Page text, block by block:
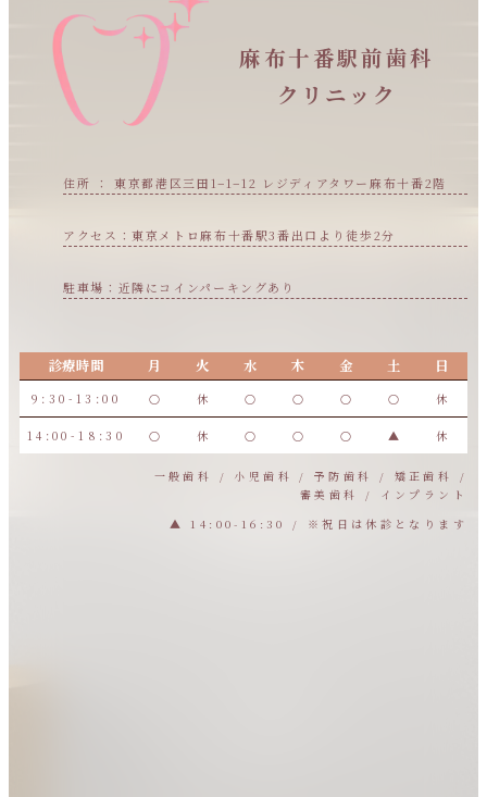
麻布十番駅前歯科
クリニック
住所 ： 東京都港区三田1−1−12 レジディアタワー麻布十番2階
アクセス：東京メトロ麻布十番駅3番出口より徒歩2分
駐車場：近隣にコインパーキングあり
診療時間 月 火 水 木 金 土 日
9:30-13:00 ○ 休 ○ ○ ○ ○ 休
14:00-18:30 ○ 休 ○ ○ ○ ▲ 休
一般歯科 / 小児歯科 / 予防歯科 / 矯正歯科 /
審美歯科 / インプラント
▲ 14:00-16:30 / ※祝日は休診となります